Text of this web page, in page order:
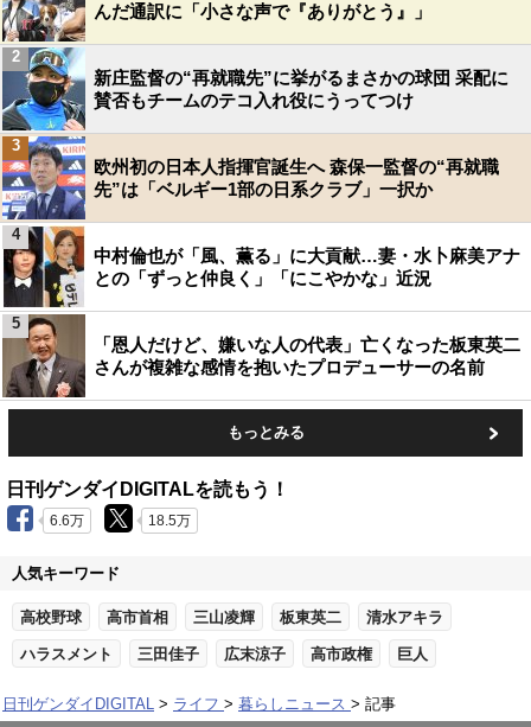
んだ通訳に「小さな声で『ありがとう』」
新庄監督の“再就職先”に挙がるまさかの球団 采配に
賛否もチームのテコ入れ役にうってつけ
2
欧州初の日本人指揮官誕生へ 森保一監督の“再就職
先”は「ベルギー1部の日系クラブ」一択か
3
中村倫也が「風、薫る」に大貢献…妻・水卜麻美アナ
との「ずっと仲良く」「にこやかな」近況
4
「恩人だけど、嫌いな人の代表」亡くなった板東英二
さんが複雑な感情を抱いたプロデューサーの名前
5
もっとみる
日刊ゲンダイDIGITALを読もう！
6.6万 18.5万
人気キーワード
高校野球 高市首相 三山凌輝 板東英二 清水アキラ
ハラスメント 三田佳子 広末涼子 高市政権 巨人
日刊ゲンダイDIGITAL ライフ 暮らしニュース 記事